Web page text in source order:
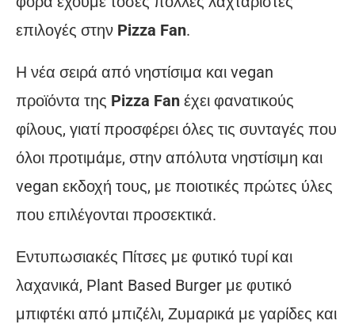
επιλογές στην Pizza Fan.
H νέα σειρά από νηστίσιμα και vegan
προϊόντα της Pizza Fan έχει φανατικούς
φίλους, γιατί προσφέρει όλες τις συνταγές που
όλοι προτιμάμε, στην απόλυτα νηστίσιμη και
vegan εκδοχή τους, με ποιοτικές πρώτες ύλες
που επιλέγονται προσεκτικά.
Εντυπωσιακές Πίτσες με φυτικό τυρί και
λαχανικά, Plant Based Burger με φυτικό
μπιφτέκι από μπιζέλι, Ζυμαρικά με γαρίδες και